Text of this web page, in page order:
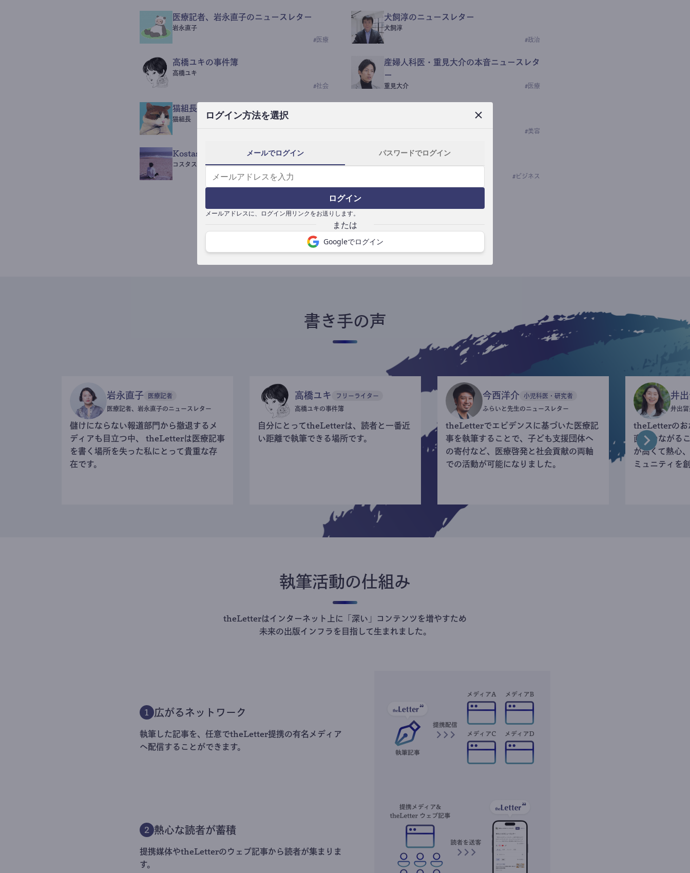
ログイン方法を選択
メールでログイン パスワードでログイン
ログイン
メールアドレスに、ログイン用リンクをお送りします。
Googleでログイン
医療記者、岩永直子のニュースレター
岩永直子
# 医療
犬飼淳のニュースレター
犬飼淳
#政治
高橋ユキの事件簿
高橋ユキ
#社会
産婦人科医・重見大介の本音ニュースレタ
ー
重見大介 # 医療
猫組長POST
猫組長
なつなつ（化粧品・皮膚科学の研究者）
#美容
Kostas Beauty News
コスタス
ｺｯｶﾗSaaS
# ビジネス
書き手になる
書き手の声
岩永直子 医療記者
医療記者、岩永直子のニュースレター
儲けにならない報道部門から撤退するメ
ディアも目立つ中、 theLetterは医療記事
を書く場所を失った私にとって貴重な存
在です。
高橋ユキ フリーライター
高橋ユキの事件簿
自分にとってtheLetterは、読者と一番近
い距離で執筆できる場所です。
今西洋介 小児科医・研究者
ふらいと先生のニュースレター
theLetterでエビデンスに基づいた医療記
事を執筆することで、子ども支援団体へ
の寄付など、医療啓発と社会貢献の両軸
での活動が可能になりました。
井
井出
theLetterのお
直接つながる
が高くて熱心
ミュニティを
執筆活動の仕組み
theLetterはインターネット上に「深い」コンテンツを増やすため
未来の出版インフラを目指して生まれました。
1 広がるネットワーク
執筆した記事を、任意でtheLetter提携の有名メディア
へ配信することができます。
2 熱心な読者が蓄積
提携媒体やtheLetterのウェブ記事から読者が集まりま
す。